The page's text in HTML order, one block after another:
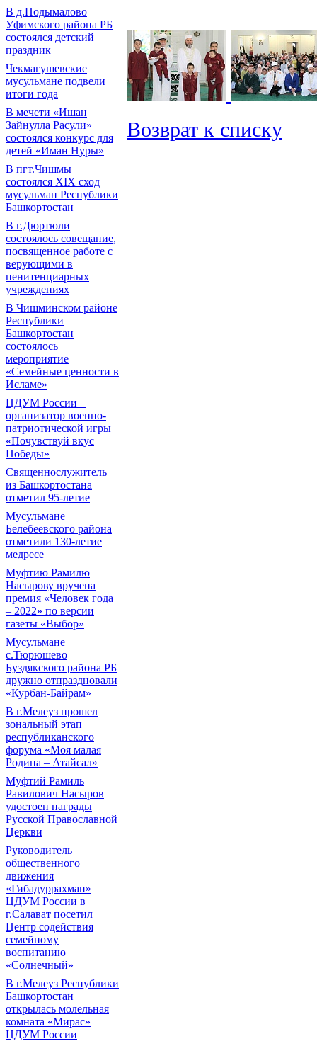
В д.Подымалово
Уфимского района РБ
состоялся детский
праздник
Чекмагушевские
мусульмане подвели
итоги года
В мечети «Ишан
Зайнулла Расули»
состоялся конкурс для
детей «Иман Нуры»
В пгт.Чишмы
состоялся XIX сход
мусульман Республики
Башкортостан
В г.Дюртюли
состоялось совещание,
посвященное работе с
верующими в
пенитенциарных
учреждениях
В Чишминском районе
Республики
Башкортостан
состоялось
мероприятие
«Семейные ценности в
Исламе»
ЦДУМ России –
организатор военно-
патриотической игры
«Почувствуй вкус
Победы»
Священнослужитель
из Башкортостана
отметил 95-летие
Мусульмане
Белебеевского района
отметили 130-летие
медресе
Муфтию Рамилю
Насырову вручена
премия «Человек года
– 2022» по версии
газеты «Выбор»
Мусульмане
с.Тюрюшево
Буздякского района РБ
дружно отпраздновали
«Курбан-Байрам»
В г.Мелеуз прошел
зональный этап
республиканского
форума «Моя малая
Родина – Атайсал»
Муфтий Рамиль
Равилович Насыров
удостоен награды
Русской Православной
Церкви
Руководитель
общественного
движения
«Гибадуррахман»
ЦДУМ России в
г.Салават посетил
Центр содействия
семейному
воспитанию
«Солнечный»
В г.Мелеуз Республики
Башкортостан
открылась молельная
комната «Мирас»
ЦДУМ России
Возврат к списку